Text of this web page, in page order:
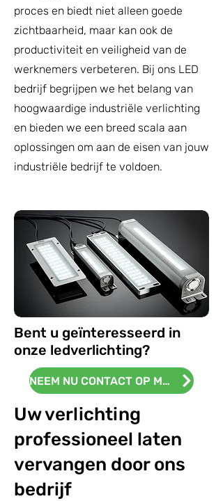
proces en biedt niet alleen goede
zichtbaarheid, maar kan ook de
productiviteit en veiligheid van de
werknemers verbeteren. Bij ons LED
bedrijf begrijpen we het belang van
hoogwaardige industriële verlichting
en bieden we een breed scala aan
oplossingen om aan de eisen van jouw
industriële bedrijf te voldoen.
Bent u geïnteresseerd in
onze ledverlichting?
NEEM NU CONTACT OP MET ONS!
Uw verlichting
professioneel laten
vervangen door ons
bedrijf